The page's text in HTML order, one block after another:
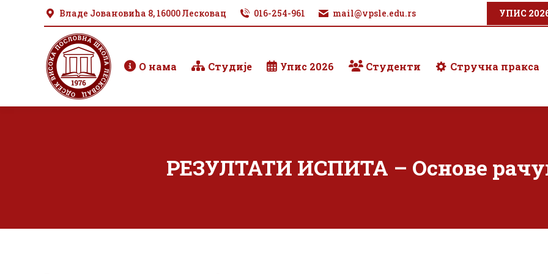
Владе Јовановића 8, 16000 Лесковац 016-254-961 mail@vpsle.edu.rs УПИС
О нама Студије Упис 2026 Студенти Стручна пракса
РЕЗУЛТАТИ ИСПИТА – Основе